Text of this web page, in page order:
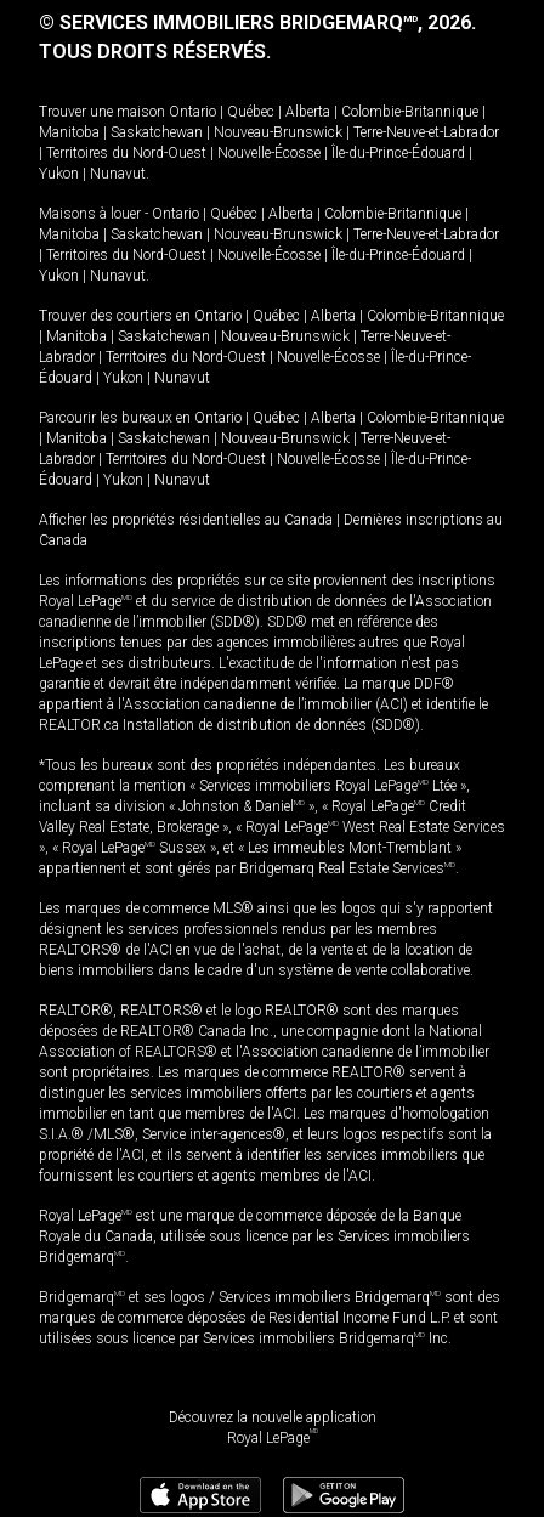
© SERVICES IMMOBILIERS BRIDGEMARQMD, 2026.
TOUS DROITS RÉSERVÉS.
Trouver une maison Ontario | Québec | Alberta | Colombie-Britannique |
Manitoba | Saskatchewan | Nouveau-Brunswick | Terre-Neuve-et-Labrador
| Territoires du Nord-Ouest | Nouvelle-Écosse | Île-du-Prince-Édouard |
Yukon | Nunavut
Maisons à louer - Ontario | Québec | Alberta | Colombie-Britannique |
Manitoba | Saskatchewan | Nouveau-Brunswick | Terre-Neuve-et-Labrador
| Territoires du Nord-Ouest | Nouvelle-Écosse | Île-du-Prince-Édouard |
Yukon | Nunavut
Trouver des courtiers en Ontario | Québec | Alberta | Colombie-Britannique
| Manitoba | Saskatchewan | Nouveau-Brunswick | Terre-Neuve-et-
Labrador | Territoires du Nord-Ouest | Nouvelle-Écosse | Île-du-Prince-
Édouard | Yukon | Nunavut
Parcourir les bureaux en Ontario | Québec | Alberta | Colombie-Britannique
| Manitoba | Saskatchewan | Nouveau-Brunswick | Terre-Neuve-et-
Labrador | Territoires du Nord-Ouest | Nouvelle-Écosse | Île-du-Prince-
Édouard | Yukon | Nunavut
Afficher les propriétés résidentielles au Canada | Dernières inscriptions au
Canada
Les informations des propriétés sur ce site proviennent des inscriptions
Royal LePageMD et du service de distribution de données de l'Association
canadienne de l’immobilier (SDD®). SDD® met en référence des
inscriptions tenues par des agences immobilières autres que Royal
LePage et ses distributeurs. L'exactitude de l'information n'est pas
garantie et devrait être indépendamment vérifiée. La marque DDF®
appartient à l'Association canadienne de l’immobilier (ACI) et identifie le
REALTOR.ca Installation de distribution de données (SDD®).
*Tous les bureaux sont des propriétés indépendantes. Les bureaux
comprenant la mention « Services immobiliers Royal LePageMD Ltée »,
incluant sa division « Johnston & Daniel MD », « Royal LePageMD Credit
Valley Real Estate, Brokerage », « Royal LePageMD West Real Estate Services
», « Royal LePageMD Sussex », et « Les immeubles Mont-Tremblant »
appartiennent et sont gérés par Bridgemarq Real Estate ServicesMD
Les marques de commerce MLS® ainsi que les logos qui s'y rapportent
désignent les services professionnels rendus par les membres
REALTORS® de l'ACI en vue de l'achat, de la vente et de la location de
biens immobiliers dans le cadre d'un système de vente collaborative.
REALTOR®, REALTORS® et le logo REALTOR® sont des marques
déposées de REALTOR® Canada Inc., une compagnie dont la National
Association of REALTORS® et l'Association canadienne de l’immobilier
sont propriétaires. Les marques de commerce REALTOR® servent à
distinguer les services immobiliers offerts par les courtiers et agents
immobilier en tant que membres de l'ACI. Les marques d'homologation
S.I.A.® /MLS®, Service inter-agences®, et leurs logos respectifs sont la
propriété de l'ACI, et ils servent à identifier les services immobiliers que
fournissent les courtiers et agents membres de l'ACI.
Royal LePageMD est une marque de commerce déposée de la Banque
Royale du Canada, utilisée sous licence par les Services immobiliers
BridgemarqMD
BridgemarqMD et ses logos / Services immobiliers BridgemarqMD sont des
marques de commerce déposées de Residential Income Fund L.P. et sont
utilisées sous licence par Services immobiliers BridgemarqMD Inc.
Découvrez la nouvelle application
Royal LePageMD